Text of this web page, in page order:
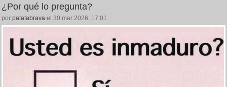
¿Por qué lo pregunta?
por patatabrava el 30 mar 2026, 17:01